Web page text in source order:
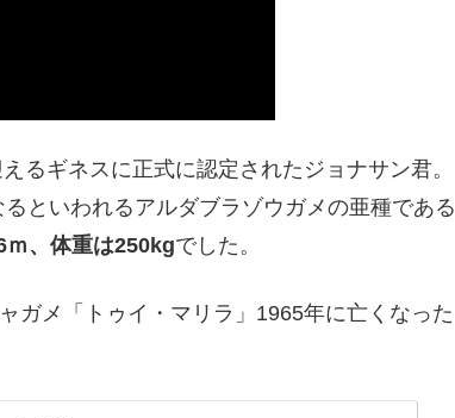
えるギネスに正式に認定されたジョナサン君。
といわれるアルダブラゾウガメの亜種である
ｍ、体重は250kgでした。
ガメ「トゥイ・マリラ」1965年に亡くなった